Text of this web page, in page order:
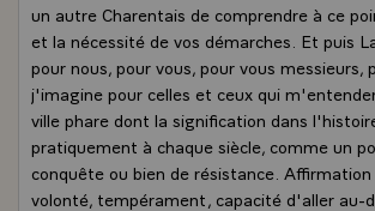
un autre Charentais de comprendre à ce
et la nécessité de vos démarches. Et puis
pour nous, pour vous, pour vous messieurs,
j'imagine pour celles et ceux qui
ville phare dont la signification dans
pratiquement à chaque siècle, comme un
conquête ou bien de résistance.
volonté, tempérament, capacité d'aller au-